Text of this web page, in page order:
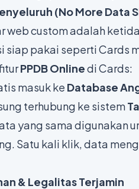
(No More Data
web custom adalah
siap pakai seperti Cards
PPDB Onlinedi Cards:
masuk ke Database
terhubung ke sistem
yang sama digunakan
Satu kali klik, data
& Legalitas Terjamin